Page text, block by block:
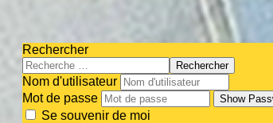
Rechercher
Rechercher
Nom d'utilisateur
Mot de passe
Show
Se souvenir de moi